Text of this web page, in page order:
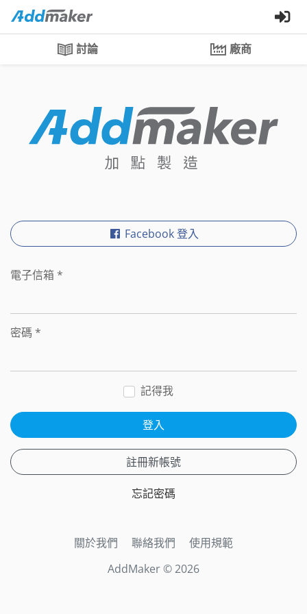
討論 廠商
Facebook 登入
電子信箱 *
密碼 *
記得我
登入
註冊新帳號
忘記密碼
關於我們 聯絡我們
使用規範
AddMaker © 2026